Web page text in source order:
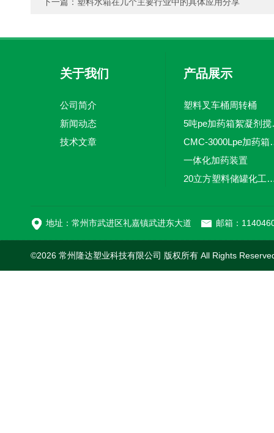
关于我们
公司简介
新闻动态
技术文章
产品展示
塑料叉车桶周转桶
5吨pe
CMC-
一体化加药装置
20立方塑料储罐化工储
地址：常州市武进区礼嘉镇武进东大道 邮箱：
©2026 常州隆达塑业科技有限公司 版权所有 All Rights